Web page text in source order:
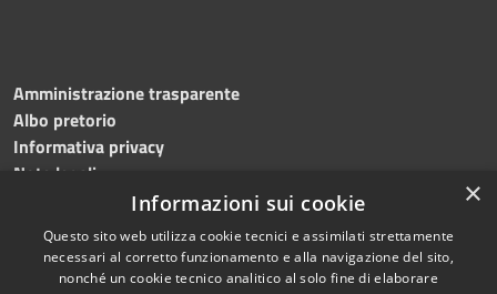
Amministrazione trasparente
Albo pretorio
Informativa privacy
Note legali
Dichiarazione di accessibilità
×
Informazioni sui cookie
Questo sito web utilizza cookie tecnici e assimilati strettamente
necessari al corretto funzionamento e alla navigazione del sito,
nonché un cookie tecnico analitico al solo fine di elaborare